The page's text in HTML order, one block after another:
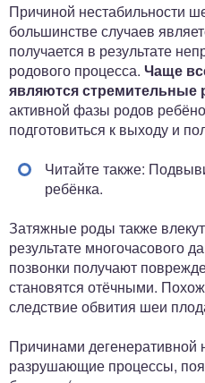
Причиной нестабильности
большинстве случаев
получается в результате
родового процесса. Чаще
являются стремительные
активной фазы родов
подготовиться к выходу и
Читайте также:
ребёнка.
Затяжные роды также
результате многочасового
позвонки получают
становятся отёчными.
следствие обвития шеи
Причинами дегенеративной
разрушающие процессы,